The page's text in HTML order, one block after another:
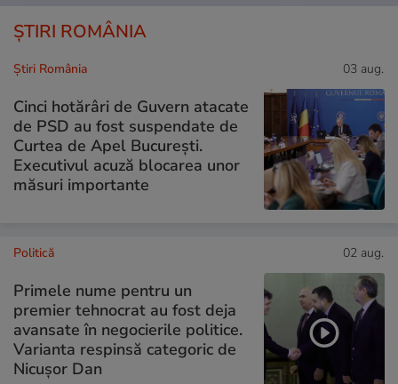
ȘTIRI ROMÂNIA
Știri România 03 aug.
Cinci hotărâri de Guvern atacate
de PSD au fost suspendate de
Curtea de Apel București.
Executivul acuză blocarea unor
măsuri importante
Politică 02 aug.
Primele nume pentru un
premier tehnocrat au fost deja
avansate în negocierile politice.
Varianta respinsă categoric de
Nicușor Dan